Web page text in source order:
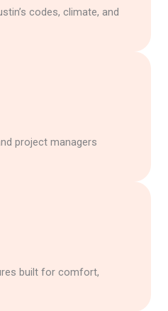
codes, climate, and
project managers
built for comfort,